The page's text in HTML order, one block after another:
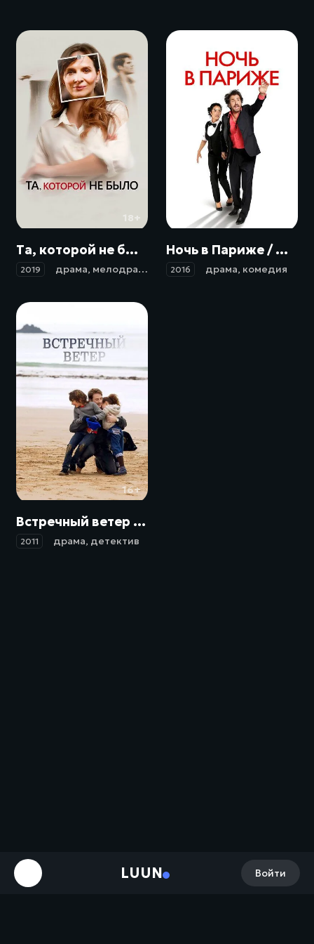
LUUN Войти
18+
Та, которой не было / Celle que vous croyez (2019)
2019 драма, мелодрама
Ночь в Париже / Ouvert la nuit (2016)
2016 драма, комедия
16+
Встречный ветер / Des vents contraires (2011)
2011 драма, детектив